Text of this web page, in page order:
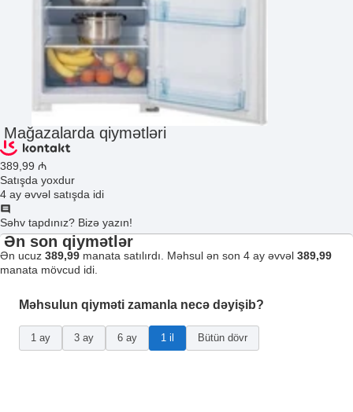
Mağazalarda qiymətləri
389 ,99 ₼
Satışda yoxdur
4 ay əvvəl satışda idi
Səhv tapdınız? Bizə yazın!
Ən son qiymətlər
Ən ucuz 389,99 manata satılırdı. Məhsul ən son 4 ay əvvəl 389,99
manata mövcud idi.
Məhsulun qiyməti zamanla necə dəyişib?
1 ay 3 ay 6 ay 1 il Bütün dövr